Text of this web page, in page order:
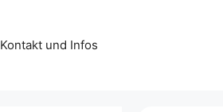
Kontakt und Infos